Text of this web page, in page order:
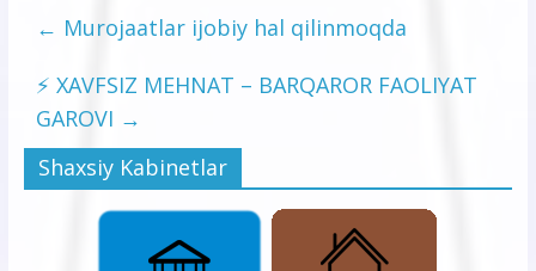
← Murojaatlar ijobiy hal qilinmoqda
⚡️ XAVFSIZ MEHNAT – BARQAROR FAOLIYAT
GAROVI →
Shaxsiy Kabinetlar